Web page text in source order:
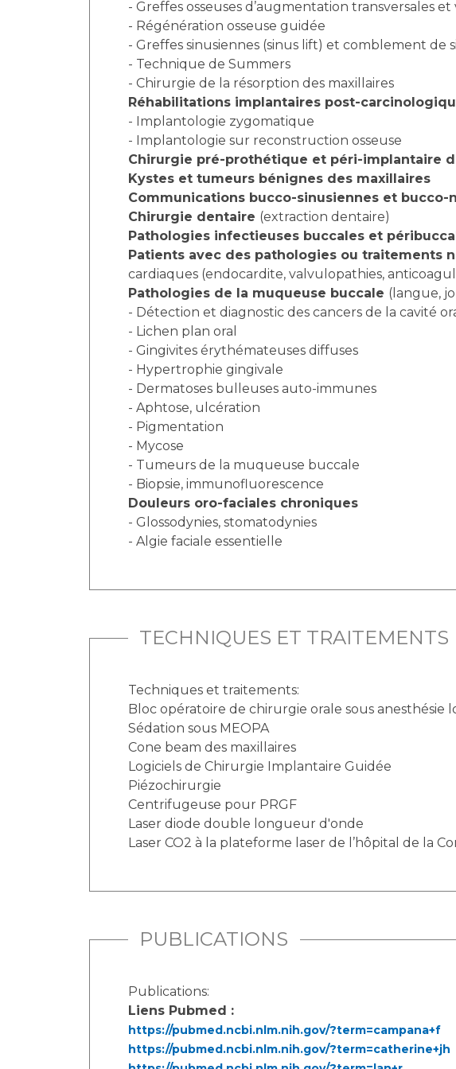
- Greffes osseuses d’augmentation transversales et
- Régénération osseuse guidée
- Greffes sinusiennes (sinus lift) et comblement de
- Technique de Summers
- Chirurgie de la résorption des maxillaires
Réhabilitations implantaires post-
- Implantologie zygomatique
- Implantologie sur reconstruction osseuse
Chirurgie pré-prothétique et péri-implantaire
Kystes et tumeurs bénignes des maxillaires
Communications bucco-sinusiennes et bucco-
Chirurgie dentaire (extraction dentaire)
Pathologies infectieuses buccales et
Patients avec des pathologies ou traitements
cardiaques (endocardite, valvulopathies,
Pathologies de la muqueuse buccale (langue,
- Détection et diagnostic des cancers de la cavité
- Lichen plan oral
- Gingivites érythémateuses diffuses
- Hypertrophie gingivale
- Dermatoses bulleuses auto-immunes
- Aphtose, ulcération
- Pigmentation
- Mycose
- Tumeurs de la muqueuse buccale
- Biopsie, immunofluorescence
Douleurs oro-faciales chroniques
- Glossodynies, stomatodynies
- Algie faciale essentielle
TECHNIQUES ET TRAITEMENTS
Techniques et traitements:
Bloc opératoire de chirurgie orale sous anesthésie
Sédation sous MEOPA
Cone beam des maxillaires
Logiciels de Chirurgie Implantaire Guidée
Piézochirurgie
Centrifugeuse pour PRGF
Laser diode double longueur d'onde
Laser CO2 à la plateforme laser de l’hôpital de la
PUBLICATIONS
Publications:
Liens Pubmed :
https://pubmed.ncbi.nlm.nih.gov/?term=campana+f
https://pubmed.ncbi.nlm.nih.gov/?term=catherine+jh